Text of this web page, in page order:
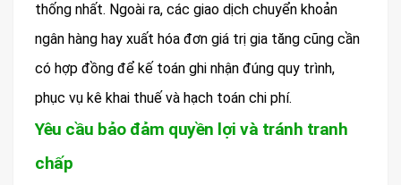
thống nhất. Ngoài ra, các giao dịch chuyển khoản
ngân hàng hay xuất hóa đơn giá trị gia tăng cũng cần
có hợp đồng để kế toán ghi nhận đúng quy trình,
phục vụ kê khai thuế và hạch toán chi phí.
Yêu cầu bảo đảm quyền lợi và tránh tranh
chấp